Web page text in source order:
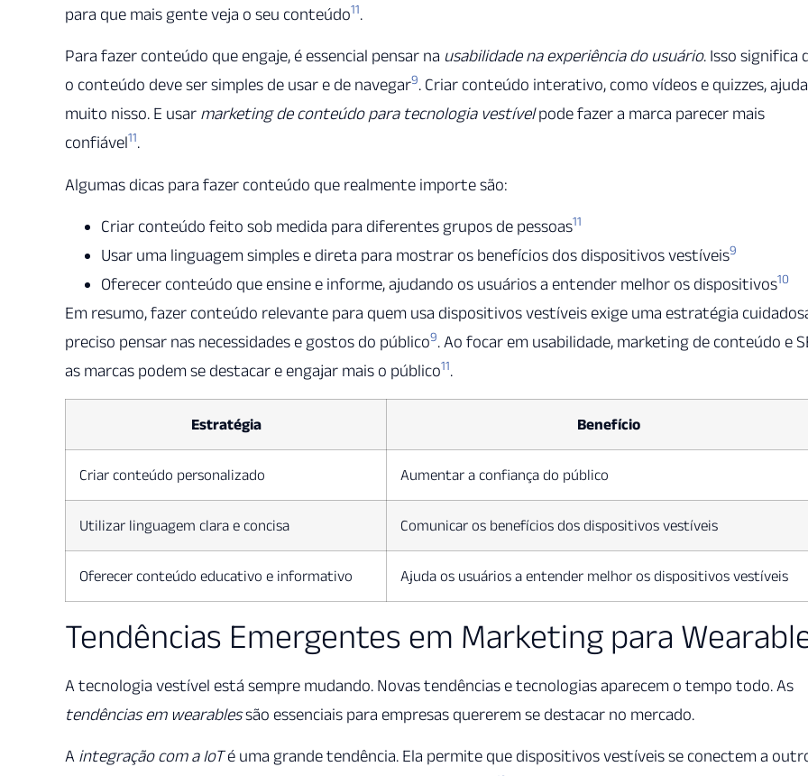
para que mais gente veja o seu conteúdo11.
Para fazer conteúdo que engaje, é essencial pensar na usabilidade na experiência do usuário. Isso significa
o conteúdo deve ser simples de usar e de navegar9. Criar conteúdo interativo, como vídeos e quizzes, ajuda
muito nisso. E usar marketing de conteúdo para tecnologia vestívelpode fazer a marca parecer mais
confiável11.
Algumas dicas para fazer conteúdo que realmente importe são:
Criar conteúdo feito sob medida para diferentes grupos de pessoas11
Usar uma linguagem simples e direta para mostrar os benefícios dos dispositivos vestíveis9
Oferecer conteúdo que ensine e informe, ajudando os usuários a entender melhor os dispositivos10
Em resumo, fazer conteúdo relevante para quem usa dispositivos vestíveis exige uma estratégia
preciso pensar nas necessidades e gostos do público9. Ao focar em usabilidade, marketing de conteúdo e
as marcas podem se destacar e engajar mais o público11.
Estratégia Benefício
Criar conteúdo personalizado Aumentar a confiança do público
Utilizar linguagem clara e concisa Comunicar os benefícios dos dispositivos vestíveis
Oferecer conteúdo educativo e informativo Ajuda os usuários a entender melhor os dispositivos vestíveis
Tendências Emergentes em Marketing para
A tecnologia vestível está sempre mudando. Novas tendências e tecnologias aparecem o tempo todo. As
tendências em wearablessão essenciais para empresas quererem se destacar no mercado.
A integração com a IoTé uma grande tendência. Ela permite que dispositivos vestíveis se conectem a